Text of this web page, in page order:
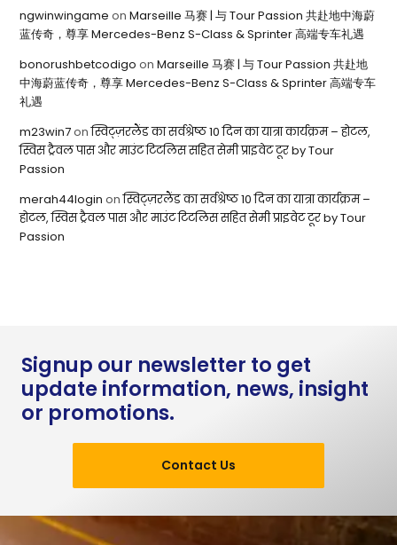
ngwinwingame onMarseille 马赛 | 与 Tour Passion 共赴地中海蔚
蓝传奇，尊享 Mercedes-Benz S-Class & Sprinter 高端专车礼遇
bonorushbetcodigo onMarseille 马赛 | 与 Tour Passion 共赴地
中海蔚蓝传奇，尊享 Mercedes-Benz S-Class & Sprinter 高端专车
礼遇
m23win7onस्विट्ज़रलैंड का सर्वश्रेष्ठ 10 दिन का यात्रा कार्यक्रम – होटल,
स्विस ट्रैवल पास और माउंट टिटलिस सहित सेमी प्राइवेट टूर by Tour
Passion
merah44login onस्विट्ज़रलैंड का सर्वश्रेष्ठ 10 दिन का यात्रा कार्यक्रम –
होटल, स्विस ट्रैवल पास और माउंट टिटलिस सहित सेमी प्राइवेट टूर by Tour
Passion
Signup our newsletter to get
update information, news, insight
or promotions.
Contact Us